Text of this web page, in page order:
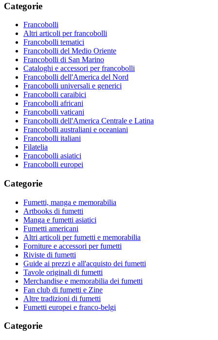
Categorie
Francobolli
Altri articoli per francobolli
Francobolli tematici
Francobolli del Medio Oriente
Francobolli di San Marino
Cataloghi e accessori per francobolli
Francobolli dell'America del Nord
Francobolli universali e generici
Francobolli caraibici
Francobolli africani
Francobolli vaticani
Francobolli dell'America Centrale e Latina
Francobolli australiani e oceaniani
Francobolli italiani
Filatelia
Francobolli asiatici
Francobolli europei
Categorie
Fumetti, manga e memorabilia
Artbooks di fumetti
Manga e fumetti asiatici
Fumetti americani
Altri articoli per fumetti e memorabilia
Forniture e accessori per fumetti
Riviste di fumetti
Guide ai prezzi e all'acquisto dei fumetti
Tavole originali di fumetti
Merchandise e memorabilia dei fumetti
Fan club di fumetti e Zine
Altre tradizioni di fumetti
Fumetti europei e franco-belgi
Categorie